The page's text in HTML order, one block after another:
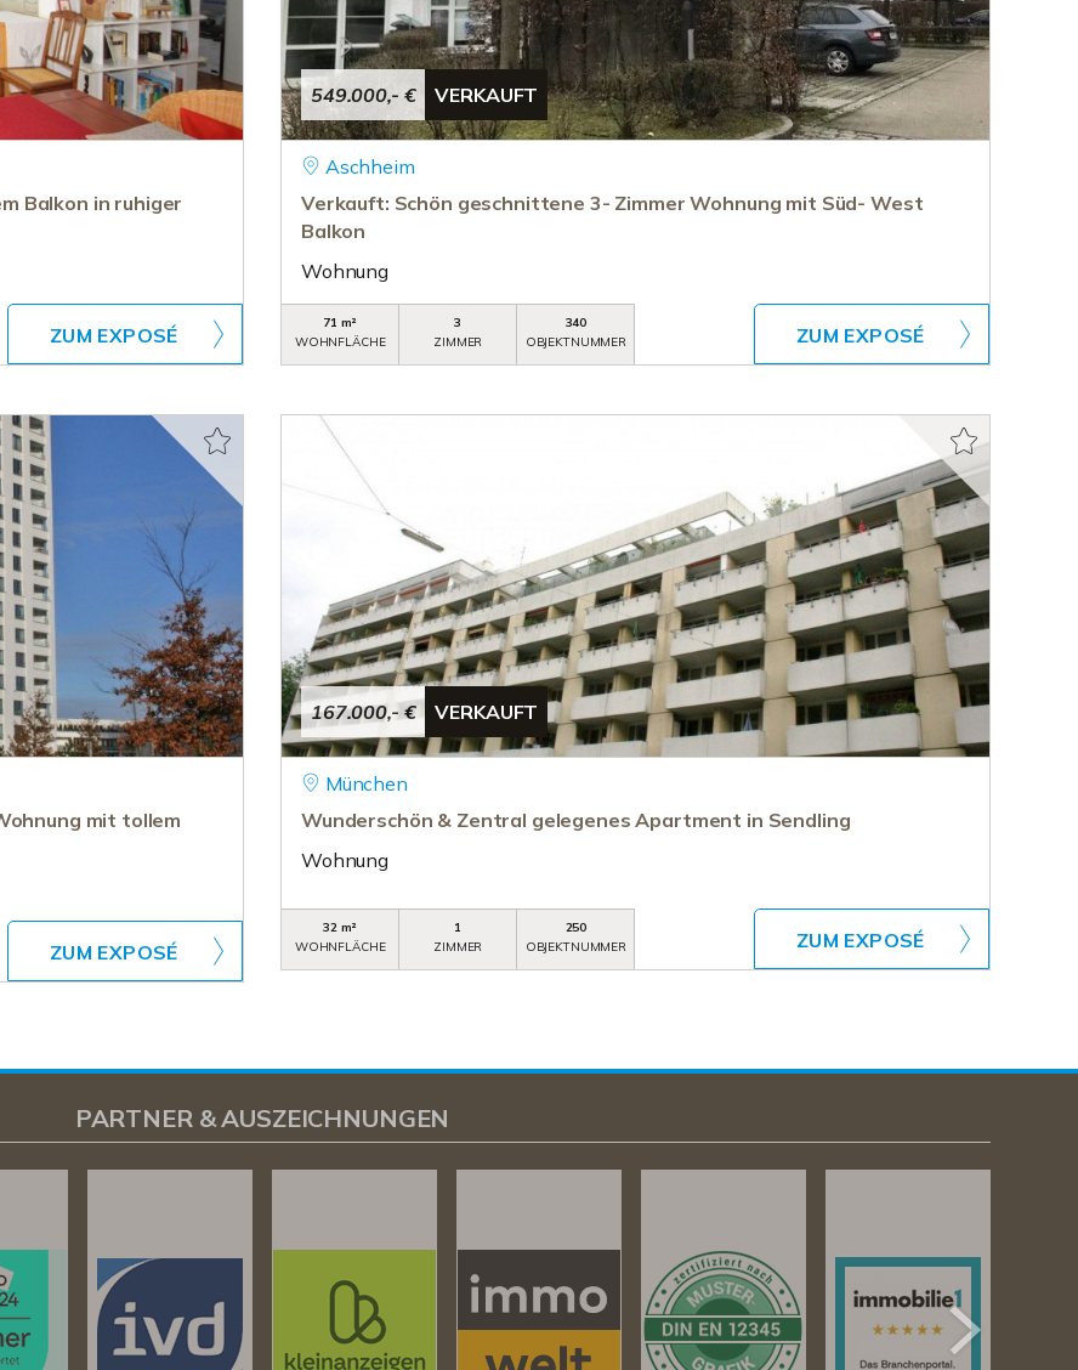
Balkon in ruhiger
ZUM EXPOSÉ
549.000,- € VERKAUFT
Aschheim
Verkauft: Schön geschnittene 3- Zimmer Wohnung mit Süd- West
Balkon
Wohnung
71 m²
WOHNFLÄCHE
3
ZIMMER
340
OBJEKTNUMMER
ZUM EXPOSÉ
mit tollem
ZUM EXPOSÉ
167.000,- € VERKAUFT
München
Wunderschön & Zentral gelegenes Apartment in Sendling
Wohnung
32 m²
WOHNFLÄCHE
1
ZIMMER
250
OBJEKTNUMMER
ZUM EXPOSÉ
PARTNER & AUSZEICHNUNGEN